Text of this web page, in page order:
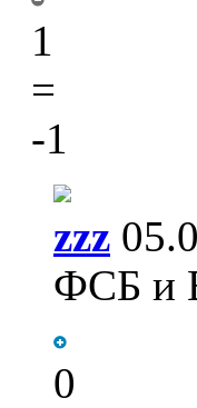
1
=
-1
zzz
ФСБ и
0